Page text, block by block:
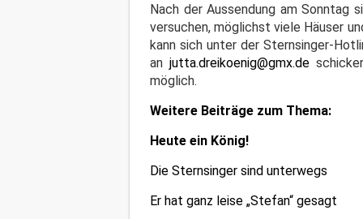
Nach der Aussendung am Sonntag
versuchen, möglichst viele Häuser
kann sich unter der Sternsinger-
an jutta.dreikoenig@gmx.de
möglich.
Weitere Beiträge zum Thema:
Heute ein König!
Die Sternsinger sind unterwegs
Er hat ganz leise „Stefan“ gesagt